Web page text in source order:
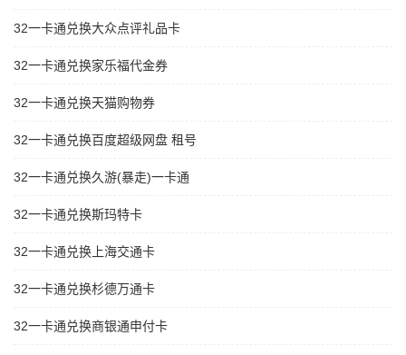
32一卡通兑换大众点评礼品卡
32一卡通兑换家乐福代金券
32一卡通兑换天猫购物券
32一卡通兑换百度超级网盘 租号
32一卡通兑换久游(暴走)一卡通
32一卡通兑换斯玛特卡
32一卡通兑换上海交通卡
32一卡通兑换杉德万通卡
32一卡通兑换商银通申付卡